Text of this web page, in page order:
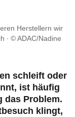
Herstellern wir
© ADAC/Nadine
schleift oder
ist häufig
das Problem.
klingt,